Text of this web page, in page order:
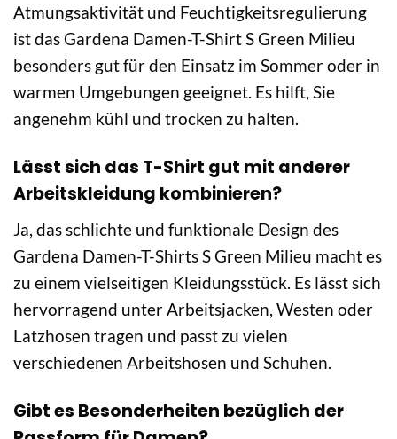
Atmungsaktivität und Feuchtigkeitsregulierung
ist das Gardena Damen-T-Shirt S Green Milieu
besonders gut für den Einsatz im Sommer oder in
warmen Umgebungen geeignet. Es hilft, Sie
angenehm kühl und trocken zu halten.
Lässt sich das T-Shirt gut mit anderer
Arbeitskleidung kombinieren?
Ja, das schlichte und funktionale Design des
Gardena Damen-T-Shirts S Green Milieu macht es
zu einem vielseitigen Kleidungsstück. Es lässt sich
hervorragend unter Arbeitsjacken, Westen oder
Latzhosen tragen und passt zu vielen
verschiedenen Arbeitshosen und Schuhen.
Gibt es Besonderheiten bezüglich der